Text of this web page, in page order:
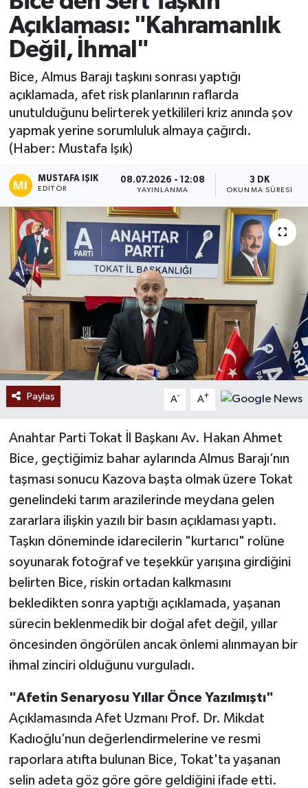
Açıklaması: "Kahramanlık
Değil, İhmal"
Bice, Almus Barajı taşkını sonrası yaptığı
açıklamada, afet risk planlarının raflarda
unutulduğunu belirterek yetkilileri kriz anında şov
yapmak yerine sorumluluk almaya çağırdı.
(Haber: Mustafa Işık)
MUSTAFA IŞIK
EDITÖR
08.07.2026 - 12:08
YAYINLANMA
3 DK
OKUNMA SÜRESI
Paylaş A- A+
Anahtar Parti Tokat İl Başkanı Av. Hakan Ahmet
Bice, geçtiğimiz bahar aylarında Almus Barajı’nın
taşması sonucu Kazova başta olmak üzere Tokat
genelindeki tarım arazilerinde meydana gelen
zararlara ilişkin yazılı bir basın açıklaması yaptı.
Taşkın döneminde idarecilerin "kurtarıcı" rolüne
soyunarak fotoğraf ve teşekkür yarışına girdiğini
belirten Bice, riskin ortadan kalkmasını
bekledikten sonra yaptığı açıklamada, yaşanan
sürecin beklenmedik bir doğal afet değil, yıllar
öncesinden öngörülen ancak önlemi alınmayan bir
ihmal zinciri olduğunu vurguladı.
"Afetin Senaryosu Yıllar Önce Yazılmıştı"
Açıklamasında Afet Uzmanı Prof. Dr. Mikdat
Kadıoğlu’nun değerlendirmelerine ve resmi
raporlara atıfta bulunan Bice, Tokat'ta yaşanan
selin adeta göz göre göre geldiğini ifade etti.
Ekonomi
Sağlık
Tokat Haber